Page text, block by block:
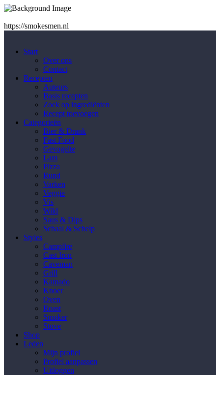
https://smokesmen.nl
Start
Over ons
Contact
Recepten
Auteurs
Basis recepten
Zoek op ingrediënten
Recept toevoegen
Categorieën
Bier & Drank
Fast Food
Gevogelte
Lam
Pizza
Rund
Varken
Veggie
Vis
Wild
Saus & Dips
Schaal & Schelp
Styles
Campfire
Cast Iron
Caveman
Grill
Kamado
Knoer
Oven
Roast
Smoker
Stove
Shop
Leden
Mijn profiel
Profiel aanpassen
Uitloggen